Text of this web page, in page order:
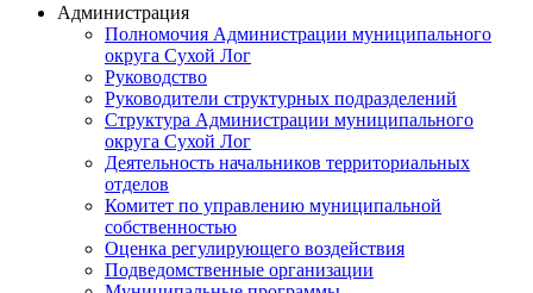
Администрация
Полномочия Администрации муниципального
округа Сухой Лог
Руководство
Руководители структурных подразделений
Структура Администрации муниципального
округа Сухой Лог
Деятельность начальников территориальных
отделов
Комитет по управлению муниципальной
собственностью
Оценка регулирующего воздействия
Подведомственные организации